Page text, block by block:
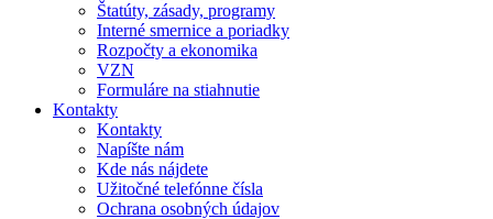
Štatúty, zásady, programy
Interné smernice a poriadky
Rozpočty a ekonomika
VZN
Formuláre na stiahnutie
Kontakty
Kontakty
Napíšte nám
Kde nás nájdete
Užitočné telefónne čísla
Ochrana osobných údajov